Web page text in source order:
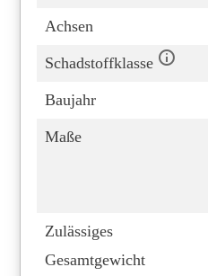
Achsen
Schadstoffklasse
Baujahr
Maße
Zulässiges
Gesamtgewicht